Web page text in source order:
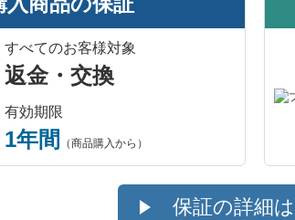
LC12C(シ
インクが無く
ブラック